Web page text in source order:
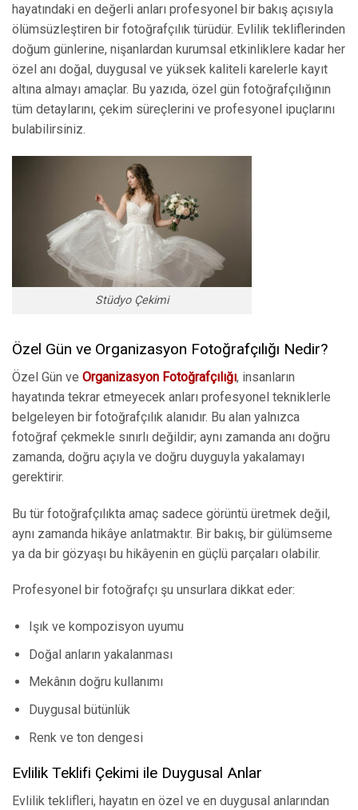
hayatındaki en değerli anları profesyonel bir bakış açısıyla
ölümsüzleştiren bir fotoğrafçılık türüdür. Evlilik tekliflerinden
doğum günlerine, nişanlardan kurumsal etkinliklere kadar her
özel anı doğal, duygusal ve yüksek kaliteli karelerle kayıt
altına almayı amaçlar. Bu yazıda, özel gün fotoğrafçılığının
tüm detaylarını, çekim süreçlerini ve profesyonel ipuçlarını
bulabilirsiniz.
Stüdyo Çekimi
Özel Gün ve Organizasyon Fotoğrafçılığı Nedir?
Özel Gün ve Organizasyon Fotoğrafçılığı, insanların
hayatında tekrar etmeyecek anları profesyonel tekniklerle
belgeleyen bir fotoğrafçılık alanıdır. Bu alan yalnızca
fotoğraf çekmekle sınırlı değildir; aynı zamanda anı doğru
zamanda, doğru açıyla ve doğru duyguyla yakalamayı
gerektirir.
Bu tür fotoğrafçılıkta amaç sadece görüntü üretmek değil,
aynı zamanda hikâye anlatmaktır. Bir bakış, bir gülümseme
ya da bir gözyaşı bu hikâyenin en güçlü parçaları olabilir.
Profesyonel bir fotoğrafçı şu unsurlara dikkat eder:
Işık ve kompozisyon uyumu
Doğal anların yakalanması
Mekânın doğru kullanımı
Duygusal bütünlük
Renk ve ton dengesi
Evlilik Teklifi Çekimi ile Duygusal Anlar
Evlilik teklifleri, hayatın en özel ve en duygusal anlarından